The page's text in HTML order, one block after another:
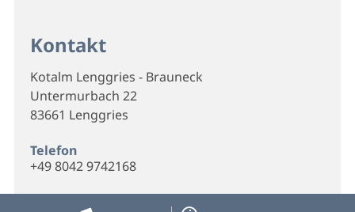
Kontakt
Kotalm Lenggries - Brauneck
Untermurbach 22
83661 Lenggries
Telefon
+49 8042 9742168